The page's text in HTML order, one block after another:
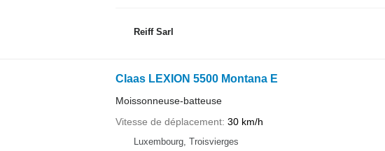
Reiff Sarl
Claas LEXION 5500 Montana E
Moissonneuse-batteuse
Vitesse de déplacement 30 km/h
Luxembourg, Troisvierges